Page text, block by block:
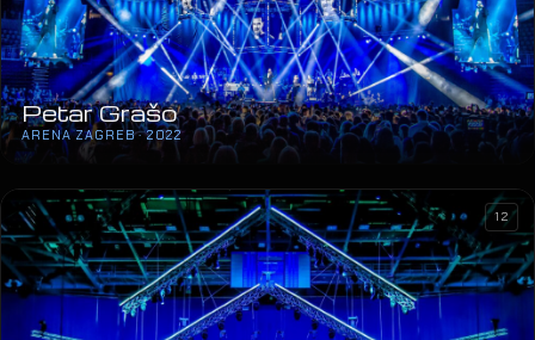
Petar Grašo
ARENA ZAGREB · 2022
12